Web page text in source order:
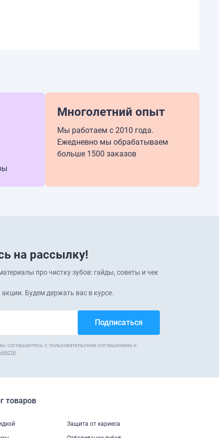
Многолетний опыт
Мы работаем с 2010 года.
Ежедневно мы обрабатываем
больше 1500 заказов
на рассылку!
про чистку зубов: гайды, советы и чек
Будем держать вас в курсе.
соглашаетесь с пользовательским соглашением и
товаров
Защита от кариеса